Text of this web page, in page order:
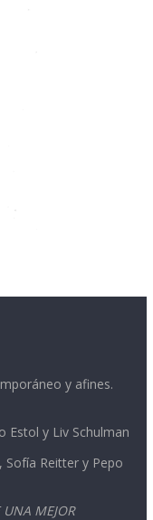
y afines.
Estol y Liv Schulman
Sofía Reitter y Pepo
MEJOR